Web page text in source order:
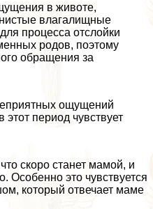
в животе,
влагалищные
процесса отслойки
родов, поэтому
обращения за
ощущений
период чувствует
скоро станет мамой, и
Особенно это чувствуется
который отвечает маме